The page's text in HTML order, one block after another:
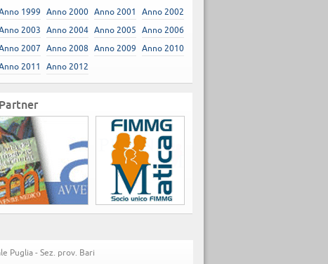
1999 Anno 2000 Anno 2001
Anno 2002
2003
Anno 2004 Anno 2005
Anno 2006
2007
Anno 2008 Anno 2009
Anno 2010
2011
Anno 2012
Partner
Puglia - Sez. prov. Bari